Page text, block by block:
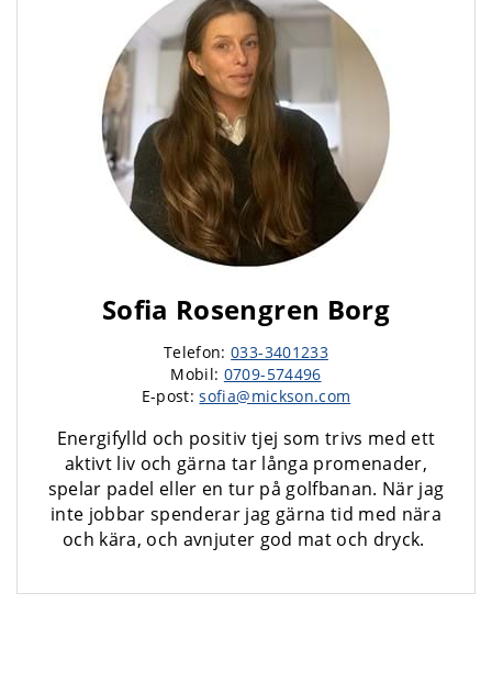
Sofia Rosengren Borg
Telefon:033-3401233
Mobil: 0709-574496
E-post:sofia@mickson.com
Energifylld och positiv tjej som trivs med ett
aktivt liv och gärna tar långa promenader,
spelar padel eller en tur på golfbanan. När jag
inte jobbar spenderar jag gärna tid med nära
och kära, och avnjuter god mat och dryck.